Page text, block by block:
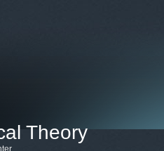
Theory